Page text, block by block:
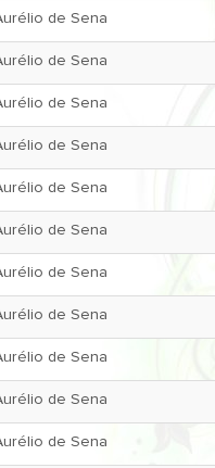
de Sena
de Sena
de Sena
de Sena
de Sena
de Sena
de Sena
de Sena
de Sena
de Sena
de Sena